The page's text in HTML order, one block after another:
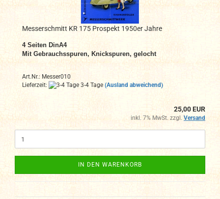
Messerschmitt KR 175 Prospekt 1950er Jahre
4 Seiten DinA4
Mit Gebrauchsspuren, Knickspuren, gelocht
Art.Nr.: Messer010
Lieferzeit:
3-4 Tage (Ausland abweichend)
25,00 EUR
inkl. 7% MwSt. zzgl. Versand
IN DEN WARENKORB